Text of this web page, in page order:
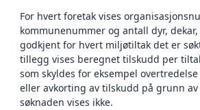
For hvert foretak vises
kommunenummer og antall dyr,
godkjent for hvert miljøtiltak det er
tillegg vises beregnet tilskudd per
som skyldes for eksempel
eller avkorting av tilskudd på grunn
søknaden vises ikke.